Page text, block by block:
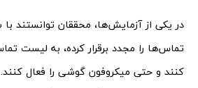
در یکی از آزمایش‌ها، محققان توانستند با
تماس‌ها را مجدد برقرار کرده، به لیست
کنند و حتی میکروفون گوشی را فعال